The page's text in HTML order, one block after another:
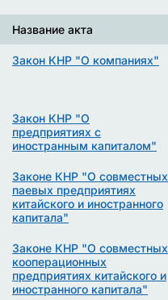
Название акта
Закон КНР "О компаниях"
Закон КНР "О
предприятиях с
иностранным капиталом"
Законе КНР "О совместных
паевых предприятиях
китайского и иностранного
капитала"
Законе КНР "О совместных
кооперационных
предприятиях китайского и
иностранного капитала"